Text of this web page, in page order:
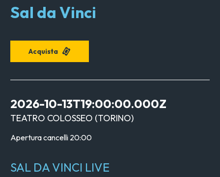
Sal da Vinci
Acquista
2026-10-13T19:00:00.000Z
TEATRO COLOSSEO (TORINO)
Apertura cancelli 20:00
SAL DA VINCI LIVE